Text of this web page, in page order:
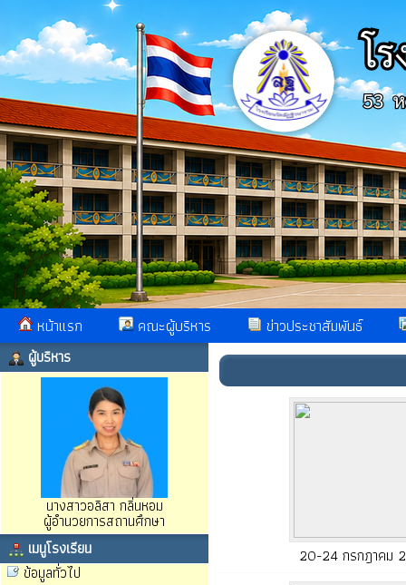
หน้าแรก คณะผู้บริหาร ข่าวประชาสัมพันธ์
ผู้บริหาร
นางสาวอลิสา กลิ่นหอม
ผู้อำนวยการสถานศึกษา
เมนูโรงเรียน
ข้อมูลทั่วไป
20-24 กรกฎาคม